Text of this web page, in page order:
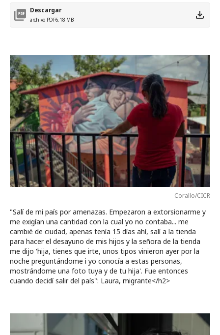
Descargar
archivo PDF6.18 MB
Corallo/CICR
"Salí de mi país por amenazas. Empezaron a extorsionarme y
me exigían una cantidad con la cual yo no contaba... me
cambié de ciudad, apenas tenía 15 días ahí, salí a la tienda
para hacer el desayuno de mis hijos y la señora de la tienda
me dijo 'hija, tienes que irte, unos tipos vinieron ayer por la
noche preguntándome i yo conocía a estas personas,
mostrándome una foto tuya y de tu hija'. Fue entonces
cuando decidí salir del país": Laura, migrante</h2>